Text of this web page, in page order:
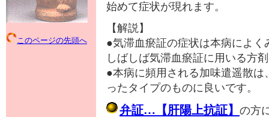
始めて症状が現れます。
【解説】
●気滞血瘀証の症状は本病によ
しばしば気滞血瘀証に用いる方
●本病に頻用される加味遣遥散
ったタイプのものに良いです。
弁証…【肝陽上抗証】 の方
このページの先頭へ